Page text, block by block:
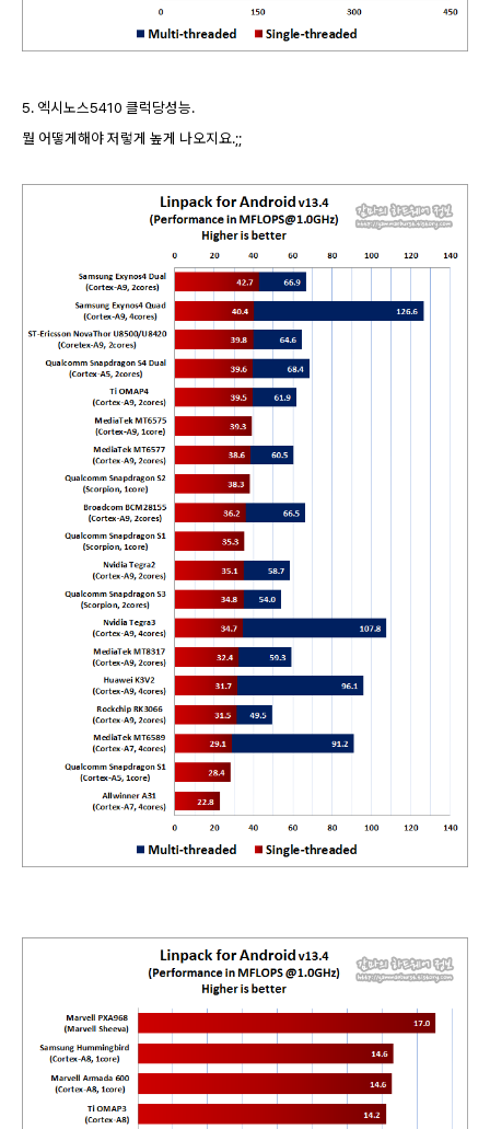
5. 엑시노스5410 클럭당성능.
뭘 어떻게해야 저렇게 높게 나오지요.;;